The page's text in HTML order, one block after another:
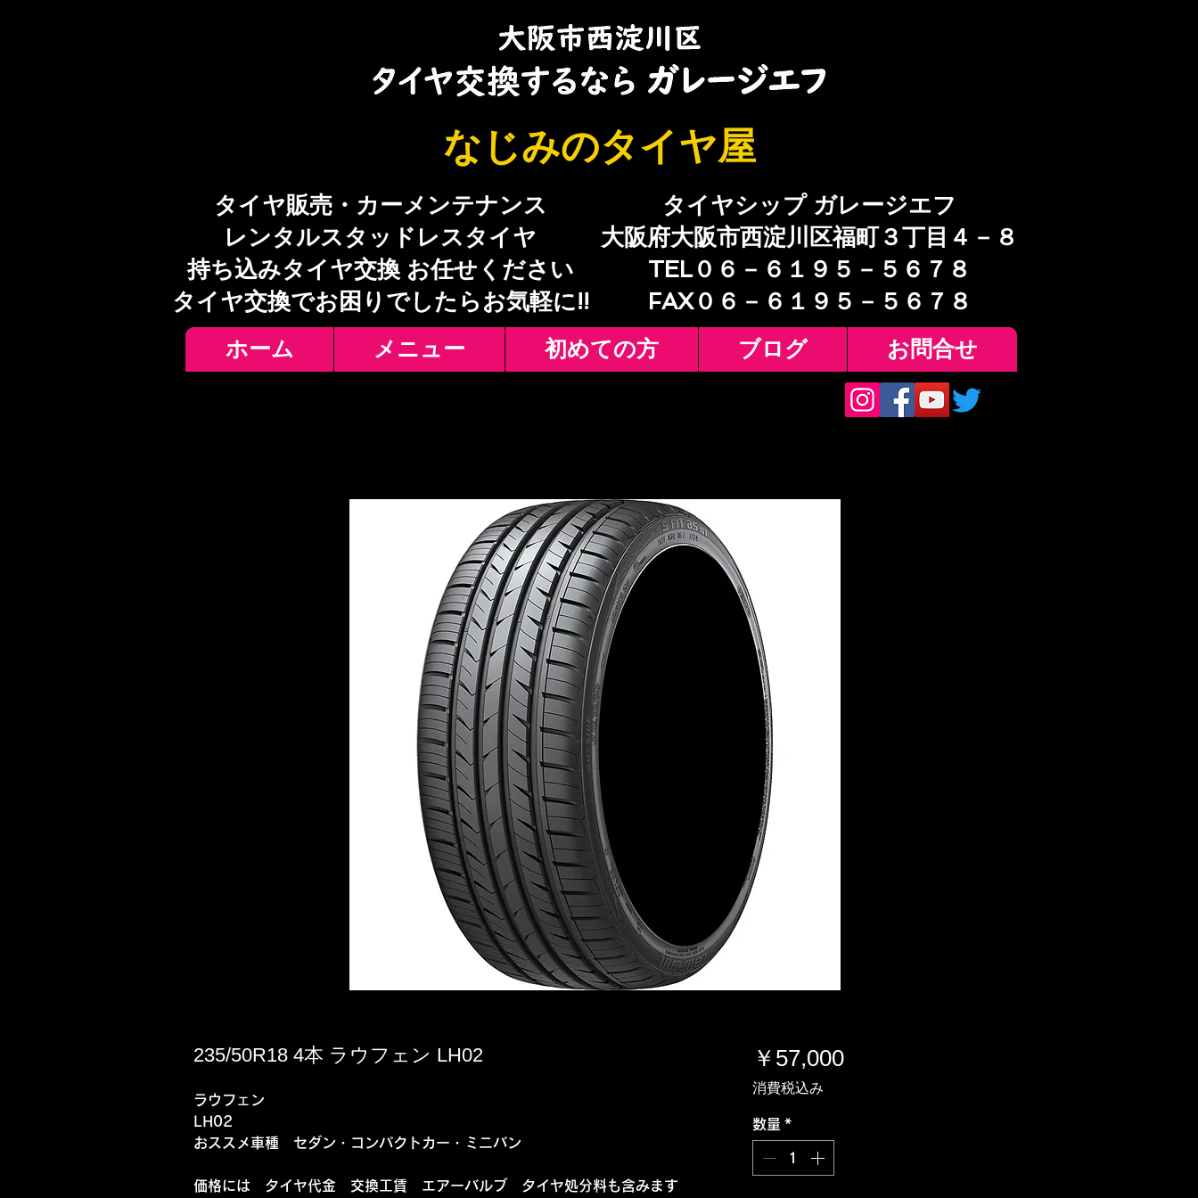
​なじみのタイヤ屋
タイヤ販売・カーメンテナンス
レンタルスタッドレスタイヤ
持ち込みタイヤ交換 お任せください
​タイヤ交換でお困りでしたらお気軽に!!
​タイヤシップ ガレージエフ
大阪府大阪市西淀川区福町３丁目４－８
TEL０６－６１９５－５６７８
​FAX０６－６１９５－５６７８
ホーム メニュー 初めての方 ブログ お問合せ
235/50R18 4本 ラウフェン LH02
ラウフェン
LH02
おススメ車種 セダン・コンパクトカー・ミニバン
価格には タイヤ代金 交換工賃 エアーバルブ タイヤ処分料も含みます
￥57,000価
消費税込み
数量 *